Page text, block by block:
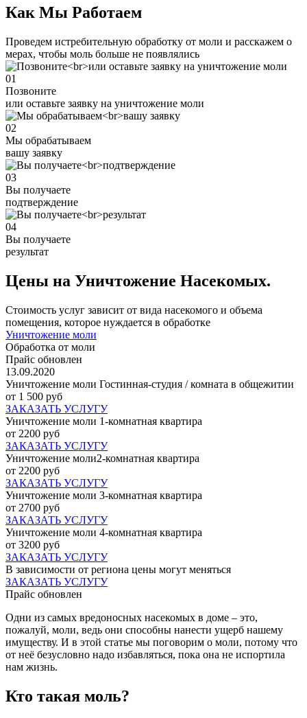
Как Мы Работаем
Проведем истребительную обработку от моли и расскажем о
мерах, чтобы моль больше не появлялись
01
Позвоните
или оставьте заявку на уничтожение моли
02
Мы обрабатываем
вашу заявку
03
Вы получаете
подтверждение
04
Вы получаете
результат
Цены на Уничтожение Насекомых.
Стоимость услуг зависит от вида насекомого и объема
помещения, которое нуждается в обработке
Уничтожение моли
Обработка от моли
Прайс обновлен
13.09.2020
Уничтожение моли Гостинная-студия / комната в общежитии
от 1 500 руб
ЗАКАЗАТЬ УСЛУГУ
Уничтожение моли 1-комнатная квартира
от 2200 руб
ЗАКАЗАТЬ УСЛУГУ
Уничтожение моли2-комнатная квартира
от 2200 руб
ЗАКАЗАТЬ УСЛУГУ
Уничтожение моли 3-комнатная квартира
от 2700 руб
ЗАКАЗАТЬ УСЛУГУ
Уничтожение моли 4-комнатная квартира
от 3200 руб
ЗАКАЗАТЬ УСЛУГУ
В зависимости от региона цены могут меняться
ЗАКАЗАТЬ УСЛУГУ
Прайс обновлен
Одни из самых вредоносных насекомых в доме – это,
пожалуй, моли, ведь они способны нанести ущерб нашему
имуществу. И в этой статье мы поговорим о моли, потому что
от неё безусловно надо избавляться, пока она не испортила
нам жизнь.
Кто такая моль?